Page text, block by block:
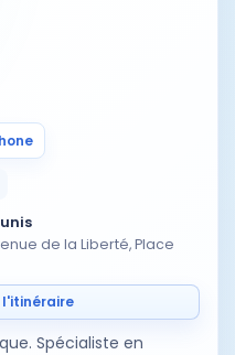
de la Liberté, Place
l'itinéraire
Spécialiste en